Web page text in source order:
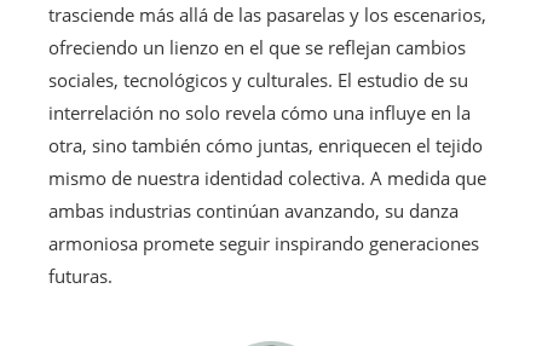
trasciende más allá de las pasarelas y los escenarios,
ofreciendo un lienzo en el que se reflejan cambios
sociales, tecnológicos y culturales. El estudio de su
interrelación no solo revela cómo una influye en la
otra, sino también cómo juntas, enriquecen el tejido
mismo de nuestra identidad colectiva. A medida que
ambas industrias continúan avanzando, su danza
armoniosa promete seguir inspirando generaciones
futuras.